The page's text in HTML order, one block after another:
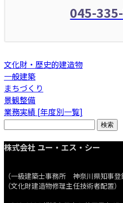
045-
文化財・歴史的建造物
一般建築
まちづくり
景観整備
業務実績 [年度別一覧]
検
株式会社 ユー・エス・シー
（一級建築士事務所 神奈川県知事
（文化財建造物修理主任技術者配置）